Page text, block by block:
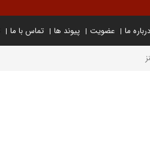
درباره ما عضویت پیوند ها تماس با ما